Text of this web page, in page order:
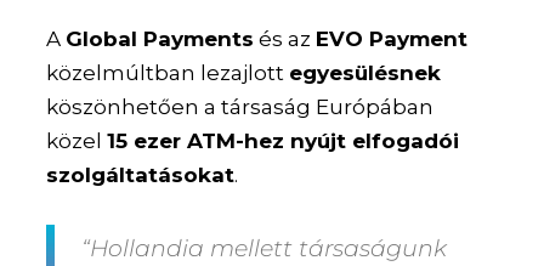
A Global Payments és az EVO Payment
közelmúltban lezajlott egyesülésnek
köszönhetően a társaság Európában
közel15 ezer ATM-hez nyújt elfogadói
szolgáltatásokat.
“Hollandia mellett társaságunk